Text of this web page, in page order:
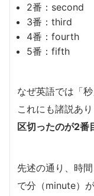
2番：second
3番：third
4番：fourth
5番：fifth
なぜ英語では「
これにも諸説あ
区切ったのが2番
先述の通り、時
で分（minute）